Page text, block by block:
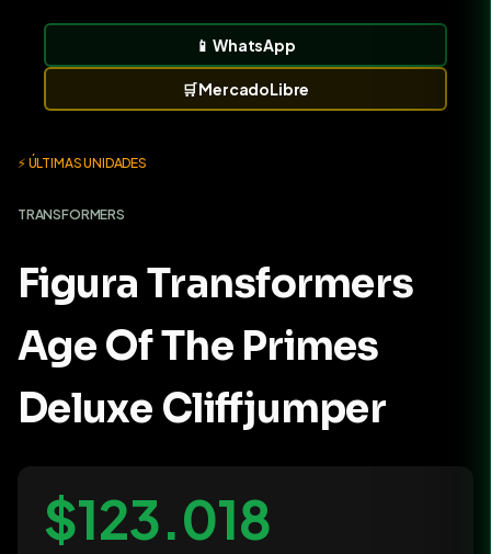
📱WhatsApp
🛒MercadoLibre
⚡ ÚLTIMAS UNIDADES
TRANSFORMERS
Figura Transformers
Age Of The Primes
Deluxe Cliffjumper
$123.018